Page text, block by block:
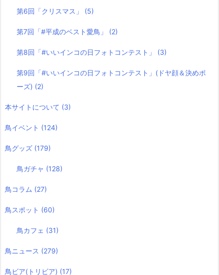
第6回「クリスマス」 (5)
第7回「#平成のベスト愛鳥」 (2)
第8回「#いいインコの日フォトコンテスト」 (3)
第9回「#いいインコの日フォトコンテスト」(ドヤ顔＆決めポ
ーズ) (2)
本サイトについて (3)
鳥イベント (124)
鳥グッズ (179)
鳥ガチャ (128)
鳥コラム (27)
鳥スポット (60)
鳥カフェ (31)
鳥ニュース (279)
鳥ビア(トリビア) (17)